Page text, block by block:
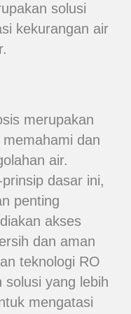
solusi
kekurangan air
merupakan
dan
air.
dasar ini,
penting
akses
dan aman
teknologi RO
solusi yang lebih
mengatasi